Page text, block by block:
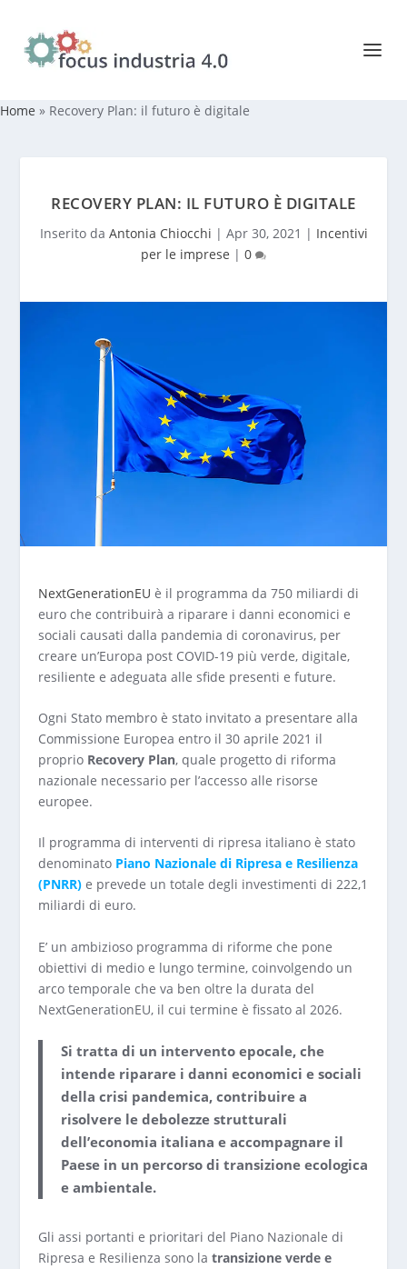
Home » Recovery Plan: il futuro è digitale
RECOVERY PLAN: IL FUTURO È DIGITALE
Inserito da Antonia Chiocchi | Apr 30, 2021 | Incentivi
per le imprese | 0
NextGenerationEU è il programma da 750 miliardi di
euro che contribuirà a riparare i danni economici e
sociali causati dalla pandemia di coronavirus, per
creare un’Europa post COVID-19 più verde, digitale,
resiliente e adeguata alle sfide presenti e future.
Ogni Stato membro è stato invitato a presentare alla
Commissione Europea entro il 30 aprile 2021 il
proprio Recovery Plan, quale progetto di riforma
nazionale necessario per l’accesso alle risorse
europee.
Il programma di interventi di ripresa italiano è stato
denominato Piano Nazionale di Ripresa e Resilienza
(PNRR) e prevede un totale degli investimenti di 222,1
miliardi di euro.
E’ un ambizioso programma di riforme che pone
obiettivi di medio e lungo termine, coinvolgendo un
arco temporale che va ben oltre la durata del
NextGenerationEU, il cui termine è fissato al 2026.
Si tratta di un intervento epocale, che
intende riparare i danni economici e sociali
della crisi pandemica, contribuire a
risolvere le debolezze strutturali
dell’economia italiana e accompagnare il
Paese in un percorso di transizione ecologica
e ambientale.
Gli assi portanti e prioritari del Piano Nazionale di
Ripresa e Resilienza sono latransizione verde e